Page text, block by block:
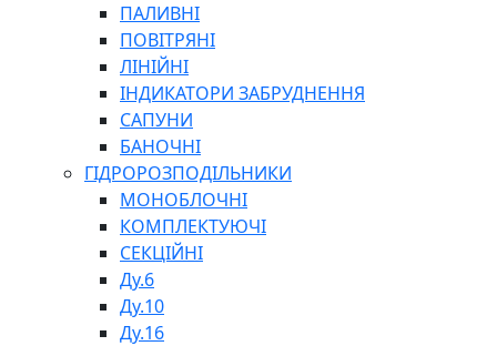
СПЕЦІАЛЬНІ
ОЛИВИ
ГЕРМЕТИКИ
ЗМАЗКИ
КЛЕЇ, ЦЕМЕНТИ, ЕПОКСИДКИ
РЕМОНТ ГІДРОЦИЛІНДРІВ
ПАЛИВНІ
ПОВІТРЯНІ
ЛІНІЙНІ
ІНДИКАТОРИ ЗАБРУДНЕННЯ
САПУНИ
БАНОЧНІ
ГІДРОРОЗПОДІЛЬНИКИ
МОНОБЛОЧНІ
КОМПЛЕКТУЮЧІ
СЕКЦІЙНІ
Ду.6
Ду.10
Ду.16